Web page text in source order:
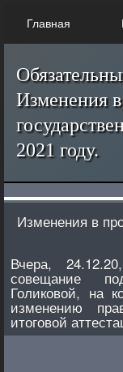
Главная
Изменения
2021 году.
Изменения в
Вчера,
совещание
Голиковой, на
изменению
итоговой